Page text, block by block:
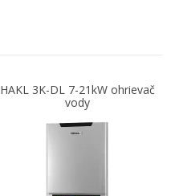
HAKL 3K-DL 7-21kW ohrievač
vody